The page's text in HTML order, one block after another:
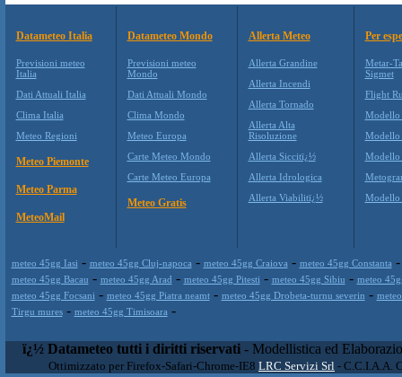
Datameteo Italia
Previsioni meteo
Italia
Dati Attuali Italia
Clima Italia
Meteo Regioni
Meteo Piemonte
Meteo Parma
MeteoMail
Datameteo Mondo
Previsioni meteo
Mondo
Dati Attuali Mondo
Clima Mondo
Meteo Europa
Carte Meteo Mondo
Carte Meteo Europa
Meteo Gratis
Allerta Meteo
Allerta Grandine
Allerta Incendi
Allerta Tornado
Allerta Alta
Risoluzione
Allerta Siccitï¿½
Allerta Idrologica
Allerta Viabilitï¿½
Per
Metar-
Sigmet
Flight
Modello
Modello
Modello
Modello
meteo 45gg Iasi - meteo 45gg Cluj-napoca - meteo 45gg Craiova - meteo 45gg Constanta
meteo 45gg Bacau - meteo 45gg Arad - meteo 45gg Pitesti - meteo 45gg Sibiu - meteo
meteo 45gg Focsani - meteo 45gg Piatra neamt- meteo 45gg Drobeta-turnu severin -
Tirgu mures- meteo 45gg Timisoara -
ï¿½ Datameteo tutti i diritti riservati - Modellistica ed
Ottimizzato per Firefox-Safari-Chrome-IE8 LRC Servizi Srl - C.C.I.A.A.